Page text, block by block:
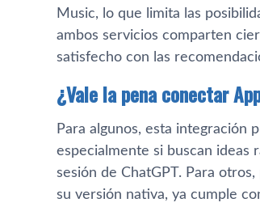
Music, lo que limita las
ambos servicios comparten
satisfecho con las
¿Vale la pena conectar
Para algunos, esta integración
especialmente si buscan ideas
sesión de ChatGPT. Para
su versión nativa, ya cumple